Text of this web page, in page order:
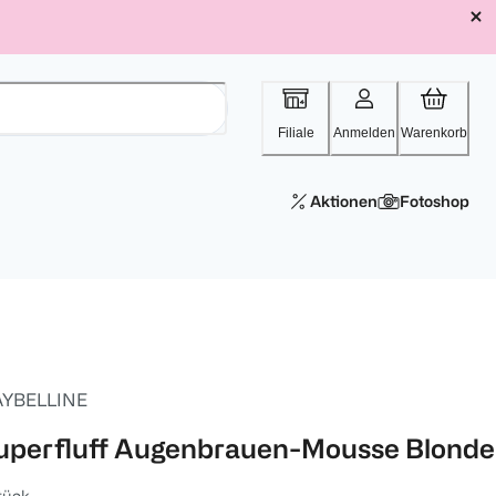
Filiale Anmelden Warenkorb
Aktionen Fotoshop
Augenbrauen-Mousse Blonde